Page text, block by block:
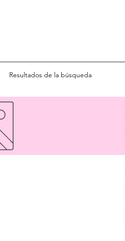
Resultados de la búsqueda